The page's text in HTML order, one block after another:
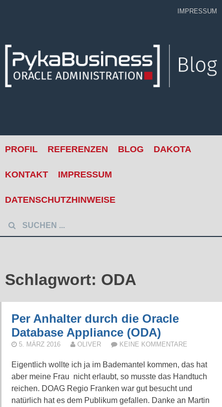
PROFIL REFERENZEN BLOG DAKOTA
KONTAKT IMPRESSUM
DATENSCHUTZHINWEISE
Schlagwort: ODA
Per Anhalter durch die Oracle
Database Appliance (ODA)
5. MÄRZ 2016 OLIVER KEINE KOMMENTARE
Eigentlich wollte ich ja im Bademantel kommen, das hat
aber meine Frau nicht erlaubt, so musste das Handtuch
reichen. DOAG Regio Franken war gut besucht und
natürlich hat es dem Publikum gefallen. Danke an Martin
IMPRESSUM